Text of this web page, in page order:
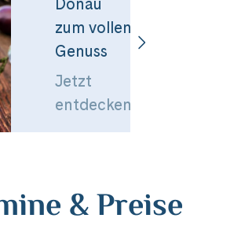
Donau
zum vollen
Genuss
Jetzt
entdecken
& Preise